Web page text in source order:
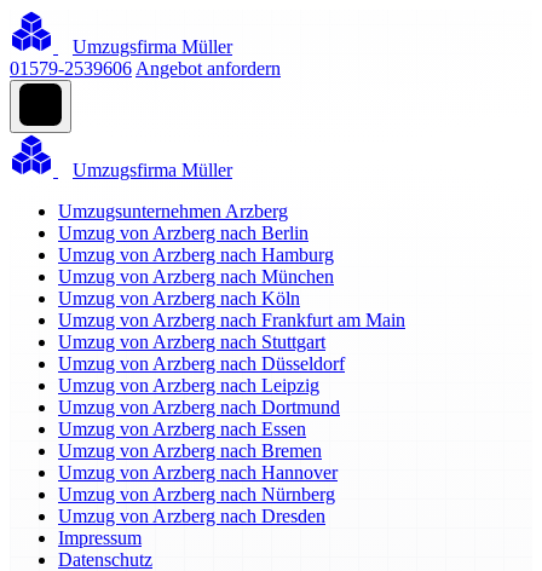
Umzugsfirma Müller
01579-2539606 Angebot anfordern
Umzugsfirma Müller
Umzugsunternehmen Arzberg
Umzug von Arzberg nach Berlin
Umzug von Arzberg nach Hamburg
Umzug von Arzberg nach München
Umzug von Arzberg nach Köln
Umzug von Arzberg nach Frankfurt am Main
Umzug von Arzberg nach Stuttgart
Umzug von Arzberg nach Düsseldorf
Umzug von Arzberg nach Leipzig
Umzug von Arzberg nach Dortmund
Umzug von Arzberg nach Essen
Umzug von Arzberg nach Bremen
Umzug von Arzberg nach Hannover
Umzug von Arzberg nach Nürnberg
Umzug von Arzberg nach Dresden
Impressum
Datenschutz